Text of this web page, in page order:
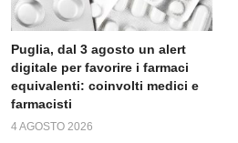
Puglia, dal 3 agosto un alert
digitale per favorire i farmaci
equivalenti: coinvolti medici e
farmacisti
4 AGOSTO 2026